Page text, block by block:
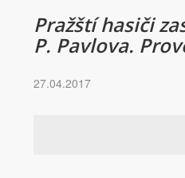
Pražští hasiči
P. Pavlova.
27.04.2017